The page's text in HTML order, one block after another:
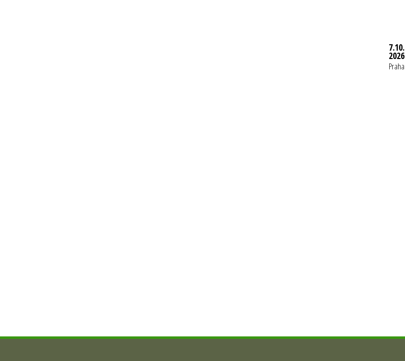
7.10.
2026
Praha